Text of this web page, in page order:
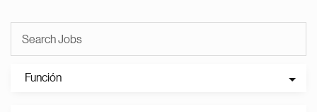
Función